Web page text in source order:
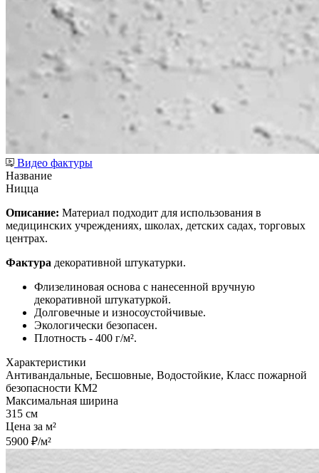
Видео фактуры
Название
Ницца
Описание: Материал подходит для использования в
медицинских учреждениях, школах, детских садах, торговых
центрах.
Фактура декоративной штукатурки.
Флизелиновая основа с нанесенной вручную
декоративной штукатуркой.
Долговечные и износоустойчивые.
Экологически безопасен.
Плотность - 400 г/м².
Характеристики
Антивандальные, Бесшовные, Водостойкие, Класс пожарной
безопасности КМ2
Максимальная ширина
315 см
Цена за м²
5900 ₽/м²